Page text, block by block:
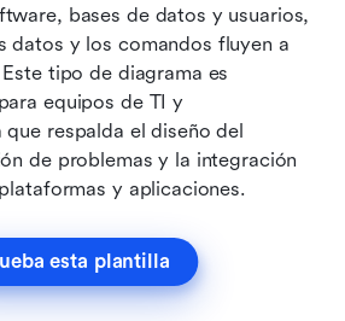
bases de datos y usuarios,
datos y los comandos fluyen a
tipo de diagrama es
equipos de TI y
respalda el diseño del
de problemas y la integración
y aplicaciones.
esta plantilla